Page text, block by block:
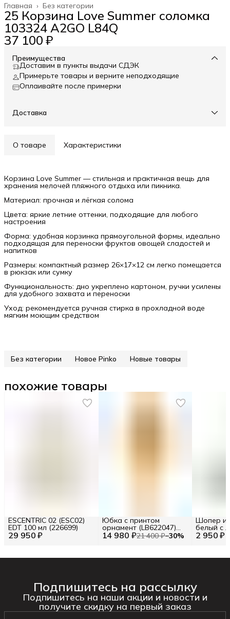
Без категории
Главная ›
25 Корзина Love Summer соломка
103324 A2GO L84Q
37 100 ₽
Преимущества
Доставим в пункты выдачи СДЭК
Примерьте товары и верните неподходящие
Оплаивайте после примерки
Доставка
О товаре Характеристики
Корзина Love Summer — стильная и практичная вещь для
хранения мелочей пляжного отдыха или пикника.
Материал: прочная и лёгкая солома
Цвета: яркие летние оттенки, подходящие для любого
настроения
Форма: удобная корзинка прямоугольной формы, идеально
подходящая для переноски фруктов овощей сладостей и
напитков
Размеры: компактный размер 26×17×12 см легко помещается
в рюкзак или сумку
Функциональность: дно укреплено картоном, ручки усилены
для удобного захвата и переноски
Уход: рекомендуется ручная стирка в прохладной воде
мягким моющим средством
Без категории Новое Pinko Новые товары
похожие товары
29 950 ₽
ESCENTRIC 02 (ESC02)
EDT 100 мл (226699)
14 980 ₽21 400 ₽−30%
Юбка с принтом
орнамент (LB622047)
Размер S (INT) Цв. 2 950 ₽
Шопер из
белый с
BA23-06
Подпишитесь на рассылку
Подпишитесь на наши акции и новости и
получите скидку на первый заказ